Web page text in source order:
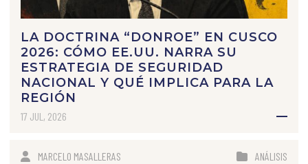
LA DOCTRINA “DONROE” EN CUSCO
2026: CÓMO EE.UU. NARRA SU
ESTRATEGIA DE SEGURIDAD
NACIONAL Y QUÉ IMPLICA PARA LA
REGIÓN
17 JUL, 2026
MARCELO MASALLERAS ANÁLISIS